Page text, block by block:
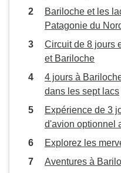
Bariloche et les
Patagonie du
Circuit de 8 jours
et Bariloche
4 jours à
dans les sept lacs
Expérience de 3
d'avion optionnel
Explorez les
Aventures à